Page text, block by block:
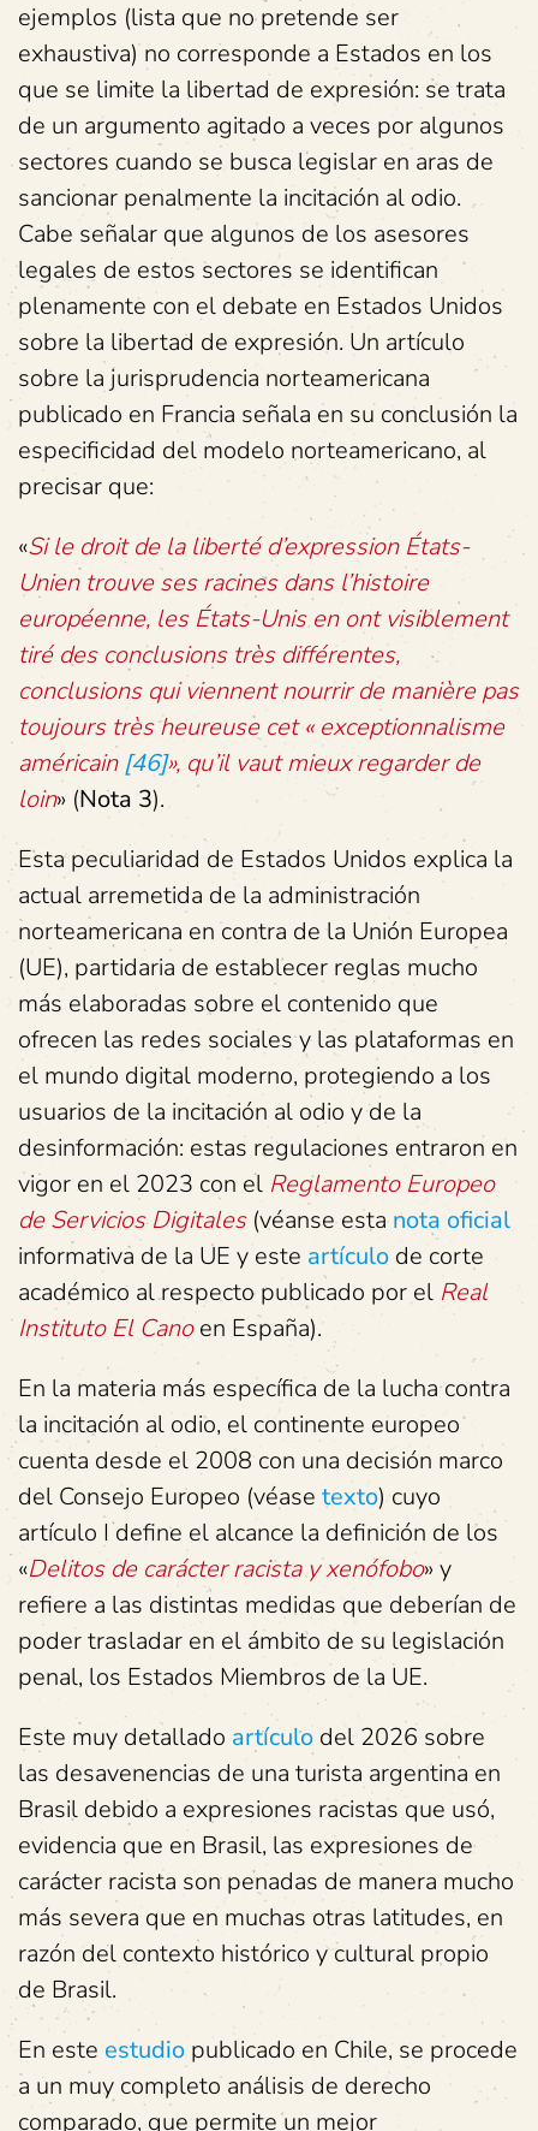
ejemplos (lista que no pretende ser
exhaustiva) no corresponde a Estados en los
que se limite la libertad de expresión: se trata
de un argumento agitado a veces por algunos
sectores cuando se busca legislar en aras de
sancionar penalmente la incitación al odio.
Cabe señalar que algunos de los asesores
legales de estos sectores se identifican
plenamente con el debate en Estados Unidos
sobre la libertad de expresión. Un artículo
sobre la jurisprudencia norteamericana
publicado en Francia señala en su conclusión la
especificidad del modelo norteamericano, al
precisar que:
«Si le droit de la liberté d’expression États-
Unien trouve ses racines dans l’histoire
européenne, les États-Unis en ont visiblement
tiré des conclusions très différentes,
conclusions qui viennent nourrir de manière pas
toujours très heureuse cet « exceptionnalisme
américain [46]», qu’il vaut mieux regarder de
loin» (Nota 3).
Esta peculiaridad de Estados Unidos explica la
actual arremetida de la administración
norteamericana en contra de la Unión Europea
(UE), partidaria de establecer reglas mucho
más elaboradas sobre el contenido que
ofrecen las redes sociales y las plataformas en
el mundo digital moderno, protegiendo a los
usuarios de la incitación al odio y de la
desinformación: estas regulaciones entraron en
vigor en el 2023 con el Reglamento Europeo
de Servicios Digitales(véanse esta nota oficial
informativa de la UE y este artículo de corte
académico al respecto publicado por el Real
Instituto El Canoen España).
En la materia más específica de la lucha contra
la incitación al odio, el continente europeo
cuenta desde el 2008 con una decisión marco
del Consejo Europeo (véase texto) cuyo
artículo I define el alcance la definición de los
«Delitos de carácter racista y xenófobo» y
refiere a las distintas medidas que deberían de
poder trasladar en el ámbito de su legislación
penal, los Estados Miembros de la UE.
Este muy detallado artículo del 2026 sobre
las desavenencias de una turista argentina en
Brasil debido a expresiones racistas que usó,
evidencia que en Brasil, las expresiones de
carácter racista son penadas de manera mucho
más severa que en muchas otras latitudes, en
razón del contexto histórico y cultural propio
de Brasil.
En este estudio publicado en Chile, se procede
a un muy completo análisis de derecho
comparado, que permite un mejor